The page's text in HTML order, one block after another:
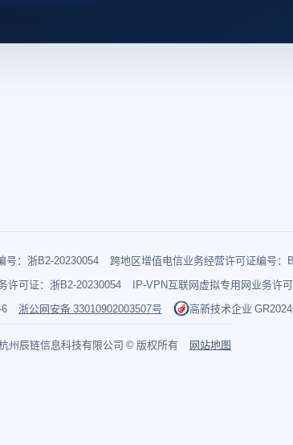
号：浙B2-20230054
跨地区增值电信业务经营许可证编号：
许可证：浙B2-20230054
IP-VPN互联网虚拟专用网业务许
浙公网安备 33010902003507号 高新技术企业
州辰链信息科技有限公司 © 版权所有 网站地图